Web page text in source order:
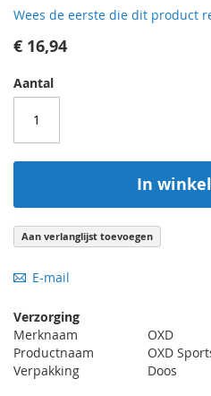
Wees de eerste die dit product
€ 16,94
Aantal
In
Aan verlanglijst toevoegen
E-mail
Verzorging
Merknaam
OXD
Productnaam
OXD
Verpakking
Doos